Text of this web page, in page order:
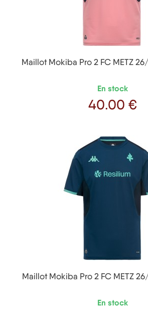
Maillot Mokiba Pro 2 FC METZ
En stock
Prix
40.00 €
Maillot Mokiba Pro 2 FC METZ
En stock